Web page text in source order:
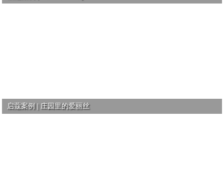
启蔻案例 | 庄园里的爱丽丝